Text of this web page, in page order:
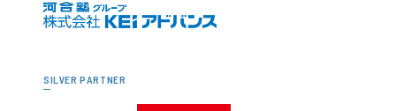
SILVER PARTNER